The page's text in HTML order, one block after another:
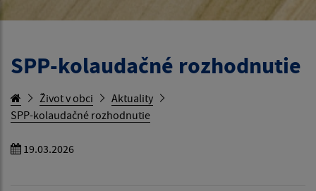
SPP-kolaudačné rozhodnutie
Život v obci
Aktuality
SPP-kolaudačné rozhodnutie
19.03.2026